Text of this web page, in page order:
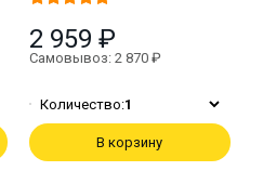
2 959 ₽
Самовывоз: 2 870 ₽
Количество:1
В корзину